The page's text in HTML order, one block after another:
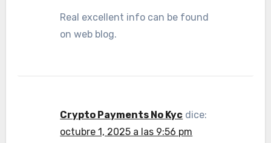
Real excellent info can be found
on web blog.
Crypto Payments No Kyc dice:
octubre 1, 2025 a las 9:56 pm